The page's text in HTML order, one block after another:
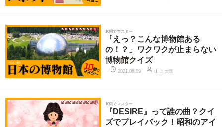
10問でマスター
「えっ？こんな博物館ある
の！？」ワクワクが止まらない
博物館クイズ
2021.06.09 山上 大喜
10問でマスター
『DESIRE』って誰の曲？クイ
ズでプレイバック！昭和のアイ